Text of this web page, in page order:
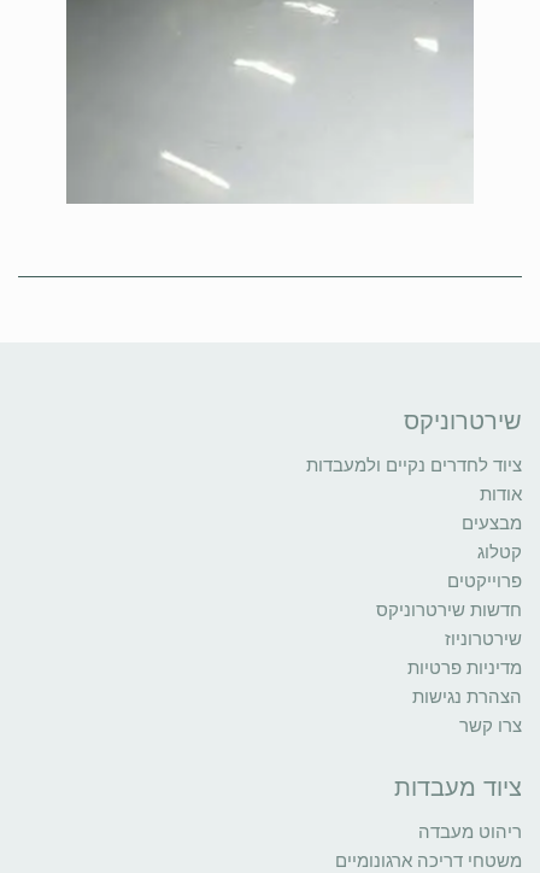
שירטרוניקס
ציוד לחדרים נקיים ולמעבדות
אודות
מבצעים
קטלוג
פרוייקטים
חדשות שירטרוניקס
שירטרוניוז
מדיניות פרטיות
הצהרת נגישות
צרו קשר
ציוד מעבדות
ריהוט מעבדה
משטחי דריכה ארגונומיים